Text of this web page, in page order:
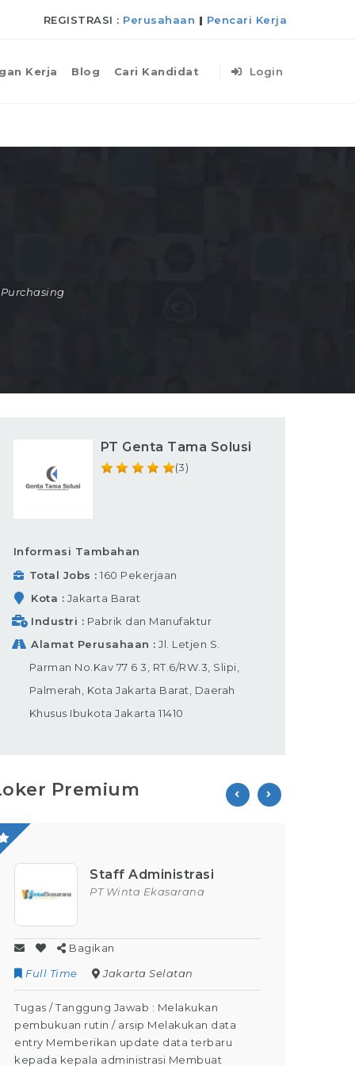
REGISTRASI : Perusahaan | Pencari Kerja
Kerja Blog Cari Kandidat Login
Purchasing
PT Genta Tama Solusi
(3)
Informasi Tambahan
Total Jobs
160 Pekerjaan
Kota
Jakarta Barat
Industri
Pabrik dan Manufaktur
Alamat Perusahaan
Jl. Letjen S.
Parman No.Kav 77 6 3, RT.6/RW.3, Slipi,
Palmerah, Kota Jakarta Barat, Daerah
Khusus Ibukota Jakarta 11410
Premium
Staff Administrasi
PT Winta Ekasarana
Jakarta Selatan
Jawab : Melakukan
/ arsip Melakukan data
update data terbaru
administrasi Membuat
Tugas / Tanggung
Kegiatan Operator
Dapat Menjaga
Dapat mengoperasikan